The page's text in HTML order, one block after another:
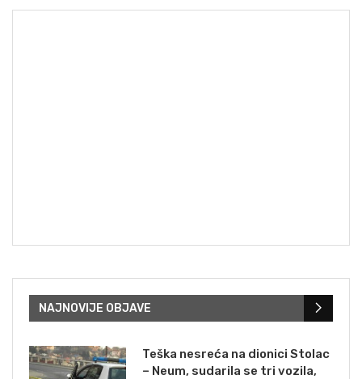
NAJNOVIJE OBJAVE
Teška nesreća na dionici Stolac
– Neum, sudarila se tri vozila,